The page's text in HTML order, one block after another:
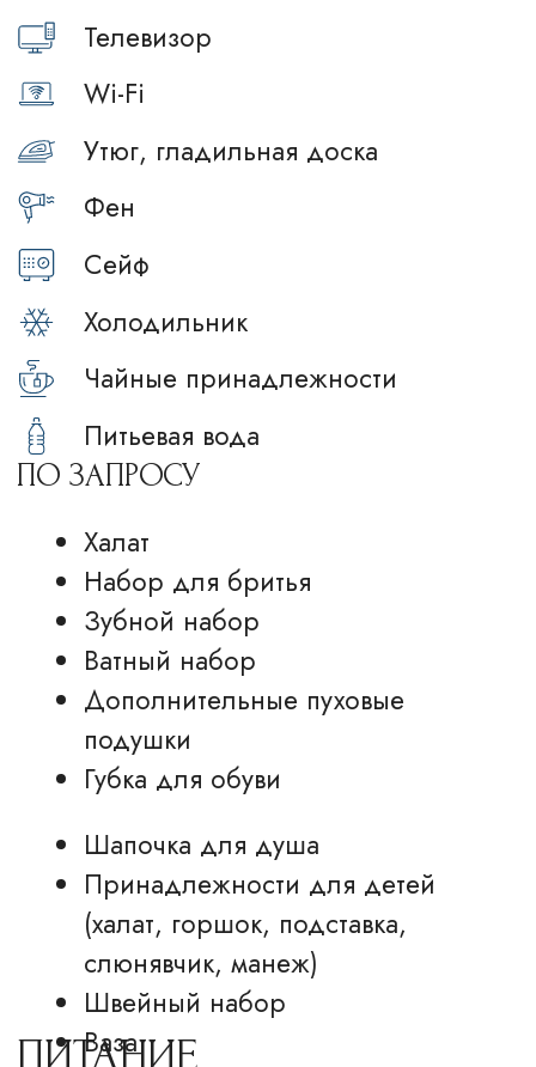
(с возвратным депозитом)
В нашем ресторане организован завтрак
и бизнес-ланчи в формате «Шведский
стол».
Завтрак: 7:00-11:00 ежедневно*
Бизнес-ланч: 12:00-15:00 будни
Время работы ресторана: 7:00-23:00
Подробнее
*Детям до 12 лет подаем завтрак бесплатно, с
12 лет — по полной стоимости.
с завтраком или без, а также оплатить завтрак
Калуга, ул. Салтыкова-Щедрина, 74,
корп. 3
+7 (4842) 50-07-00 (круглосуточно)
reservation@hiltonkaluga.ru
ГОСТЯМ
Об отеле
Ресторан
НОМЕРА
Стандарт
Делюкс